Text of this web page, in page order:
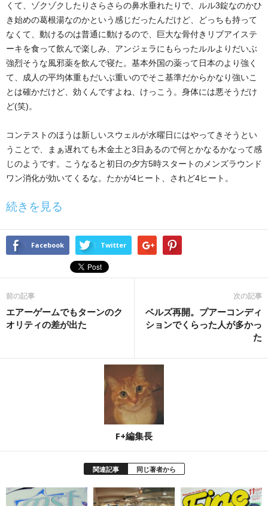
くて、ゾクゾクしたりさらさらの鼻水垂れたりで、ルル3錠なのかひ
き始めの葛根湯なのかという感じだったんだけど、どっちも持って
なくて、動けるのは普通に動けるので、巨大な骨付きリブアイステ
ーキを食って飲んで楽しみ、アンジェラにもらったルルよりだいぶ
強烈そうな風邪薬を飲んで寝た。基本外国の薬って日本のより強く
て、成人の平均体重もだいぶ重いのでそこ基準だからかなり強いこ
とは確かだけど、効くんですよね、けっこう。身体には悪そうだけ
ど(笑)。
コンテストのほうは新しいスウェルが水曜日にはやってきそうとい
うことで、まぁ遅れても木金土と3日あるので何とかなるかなって感
じのようです。こうなると初日の夕方5時スタートのメンズラウンド
ワン消化が効いてくるな。たかが4ヒート、されど4ヒート。
続きを見る
Facebook Twitter
前の記事
エアーゲームでもターンのク
オリティの差が出た
次の記事
ベルズ再開。プアーコンディ
ションでくらった人が多かっ
た
F+編集長
関連記事 同じ著者から